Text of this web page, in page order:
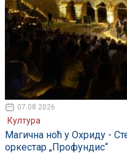
07.08.2026
Култура
Магична ноћ у Охриду -
оркестар „Профундис“